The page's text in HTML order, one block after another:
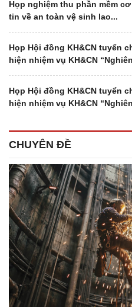
Họp nghiệm thu phần mềm
tin về an toàn vệ sinh lao...
Họp Hội đồng KH&CN tuyển
hiện nhiệm vụ KH&CN
Họp Hội đồng KH&CN tuyển
hiện nhiệm vụ KH&CN
CHUYÊN ĐỀ